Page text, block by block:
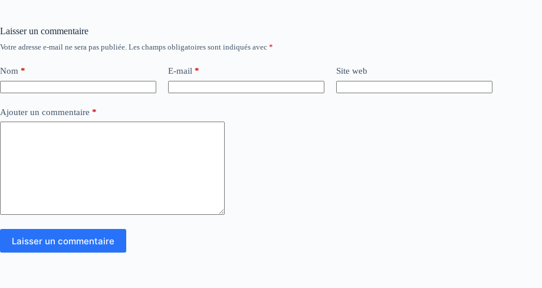
Laisser un commentaire
Votre adresse e-mail ne sera pas publiée. Les champs obligatoires sont indiqués avec *
Nom * E-mail * Site web
Ajouter un commentaire *
Laisser un commentaire